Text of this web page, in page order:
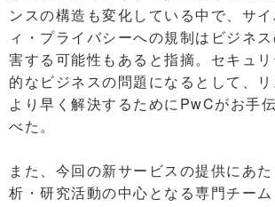
ンスの構造も変化している中で、サ
ィ・プライバシーへの規制はビジネ
害する可能性もあると指摘。セキュ
的なビジネスの問題になるとして、リ
より早く解決するためにPwCがお手
べた。
また、今回の新サービスの提供にあ
析・研究活動の中心となる専門チー